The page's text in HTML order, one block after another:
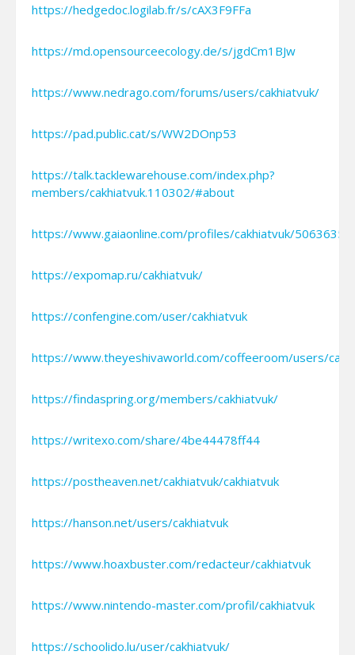
https://hedgedoc.logilab.fr/s/cAX3F9FFa
https://md.opensourceecology.de/s/jgdCm1BJw
https://www.nedrago.com/forums/users/cakhiatvuk/
https://pad.public.cat/s/WW2DOnp53
https://talk.tacklewarehouse.com/index.php?
members/cakhiatvuk.110302/#about
https://www.gaiaonline.com/profiles/cakhiatvuk/
https://expomap.ru/cakhiatvuk/
https://confengine.com/user/cakhiatvuk
https://www.theyeshivaworld.com/coffeeroom/users/
https://findaspring.org/members/cakhiatvuk/
https://writexo.com/share/4be44478ff44
https://postheaven.net/cakhiatvuk/cakhiatvuk
https://hanson.net/users/cakhiatvuk
https://www.hoaxbuster.com/redacteur/cakhiatvuk
https://www.nintendo-master.com/profil/cakhiatvuk
https://schoolido.lu/user/cakhiatvuk/